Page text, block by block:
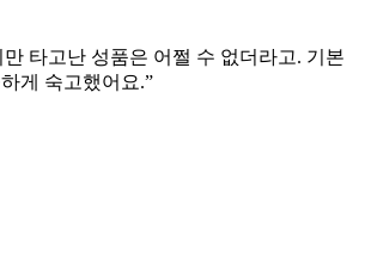
타고난 성품은 어쩔 수 없더라고. 기본
게 숙고했어요.”